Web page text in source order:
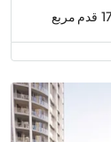
قدم مربع